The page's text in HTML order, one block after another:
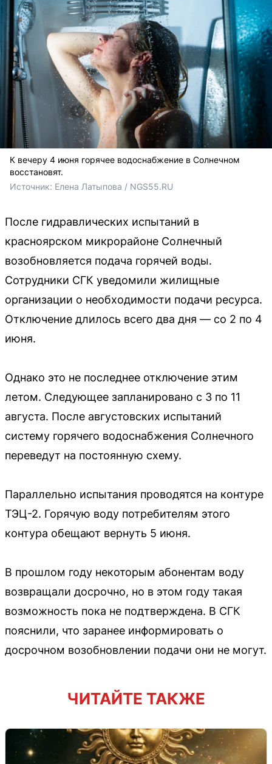
К вечеру 4 июня горячее водоснабжение в Солнечном
восстановят.
Источник: Елена Латыпова / NGS55.RU
После гидравлических испытаний в
красноярском микрорайоне Солнечный
возобновляется подача горячей воды.
Сотрудники СГК уведомили жилищные
организации о необходимости подачи ресурса.
Отключение длилось всего два дня — со 2 по 4
июня.
Однако это не последнее отключение этим
летом. Следующее запланировано с 3 по 11
августа. После августовских испытаний
систему горячего водоснабжения Солнечного
переведут на постоянную схему.
Параллельно испытания проводятся на контуре
ТЭЦ-2. Горячую воду потребителям этого
контура обещают вернуть 5 июня.
В прошлом году некоторым абонентам воду
возвращали досрочно, но в этом году такая
возможность пока не подтверждена. В СГК
пояснили, что заранее информировать о
досрочном возобновлении подачи они не могут.
ЧИТАЙТЕ ТАКЖЕ